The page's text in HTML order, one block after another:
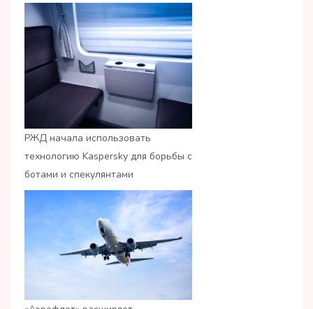
РЖД начала использовать
технологию Kaspersky для борьбы с
ботами и спекулянтами